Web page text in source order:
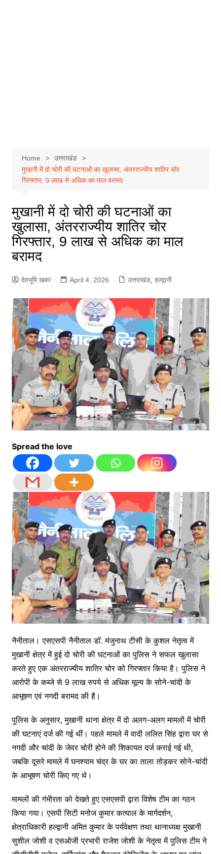
Home
उत्तराखंड
मुखानी में दो चोरी की घटनाओं का खुलासा, अंतरराज्यीय शातिर चोर
गिरफ्तार, 9 लाख से अधिक का माल बरामद
मुखानी में दो चोरी की घटनाओं का
खुलासा, अंतरराज्यीय शातिर चोर
गिरफ्तार, 9 लाख से अधिक का माल
बरामद
देवभूमि खबर April 4, 2026 उत्तराखंड, हल्द्वानी
Spread the love
नैनीताल। एसएसपी नैनीताल डॉ. मंजुनाथ टीसी के कुशल नेतृत्व में
मुखानी क्षेत्र में हुई दो चोरी की घटनाओं का पुलिस ने सफल खुलासा
करते हुए एक अंतरराज्यीय शातिर चोर को गिरफ्तार किया है। पुलिस ने
आरोपी के कब्जे से 9 लाख रुपये से अधिक मूल्य के सोने-चांदी के
आभूषण एवं नगदी बरामद की है।
पुलिस के अनुसार, मुखानी थाना क्षेत्र में दो अलग-अलग मामलों में चोरी
की घटनाएं दर्ज की गई थीं। पहले मामले में वादी ललित सिंह द्वारा घर से
नगदी और चांदी के जेवर चोरी होने की शिकायत दर्ज कराई गई थी,
जबकि दूसरे मामले में घनश्याम चंद्र के घर का ताला तोड़कर सोने-चांदी
के आभूषण चोरी किए गए थे।
मामलों की गंभीरता को देखते हुए एसएसपी द्वारा विशेष टीम का गठन
किया गया। एसपी सिटी मनोज कुमार कत्याल के मार्गदर्शन,
क्षेत्राधिकारी हल्द्वानी अमित कुमार के पर्यवेक्षण तथा थानाध्यक्ष मुखानी
सुशील जोशी व एसओजी प्रभारी राजेश जोशी के नेतृत्व में पुलिस टीम ने